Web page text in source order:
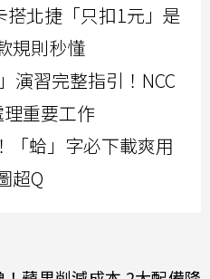
搭北捷「只扣1元」是
規則秒懂
演習完整指引！NCC
重要工作
「蛤」字必下載爽用
超Q